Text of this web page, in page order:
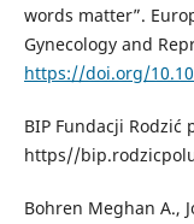
words matter”.
Gynecology and
https://doi.org/
BIP Fundacji Rodzić
https//
Bohren Meghan A.,